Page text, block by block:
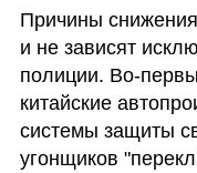
Причины
и не зависят
полиции. Во-
китайские
системы защиты
угонщиков